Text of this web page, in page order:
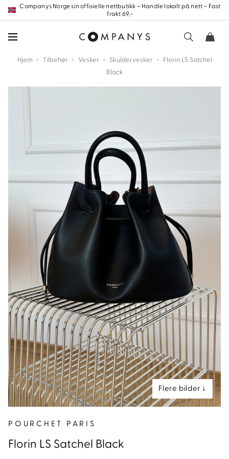
Hopp
frem
innholdet
Companys Norge sin offisielle nettbutikk – Handle lokalt på nett – Fast
frakt 69,-
Hjem › Tilbehør › Vesker › Skuldervesker › Florin LS Satchel
Black
POURCHET PARIS
Florin LS Satchel Black